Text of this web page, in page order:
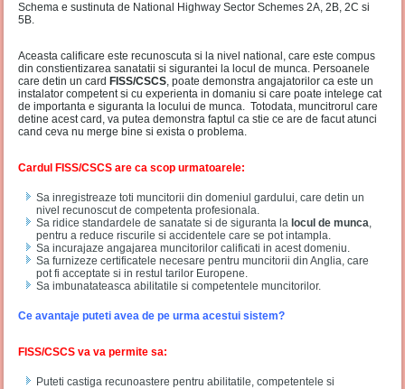
Schema e sustinuta de National Highway Sector Schemes 2A, 2B, 2C si
5B.
Aceasta calificare este recunoscuta si la nivel national, care este compus
din constientizarea sanatatii si sigurantei la locul de munca. Persoanele
care detin un card FISS/CSCS, poate demonstra angajatorilor ca este un
instalator competent si cu experienta in domaniu si care poate intelege cat
de importanta e siguranta la locului de munca. Totodata, muncitrorul care
detine acest card, va putea demonstra faptul ca stie ce are de facut atunci
cand ceva nu merge bine si exista o problema.
Cardul FISS/CSCS are ca scop urmatoarele:
Sa inregistreaze toti muncitorii din domeniul gardului, care detin un
nivel recunoscut de competenta profesionala.
Sa ridice standardele de sanatate si de siguranta la locul de munca,
pentru a reduce riscurile si accidentele care se pot intampla.
Sa incurajaze angajarea muncitorilor calificati in acest domeniu.
Sa furnizeze certificatele necesare pentru muncitorii din Anglia, care
pot fi acceptate si in restul tarilor Europene.
Sa imbunatateasca abilitatile si competentele muncitorilor.
Ce avantaje puteti avea de pe urma acestui sistem?
FISS/CSCS va va permite sa:
Puteti castiga recunoastere pentru abilitatile, competentele si